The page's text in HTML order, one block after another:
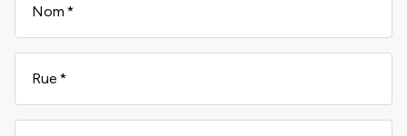
Nom
Rue